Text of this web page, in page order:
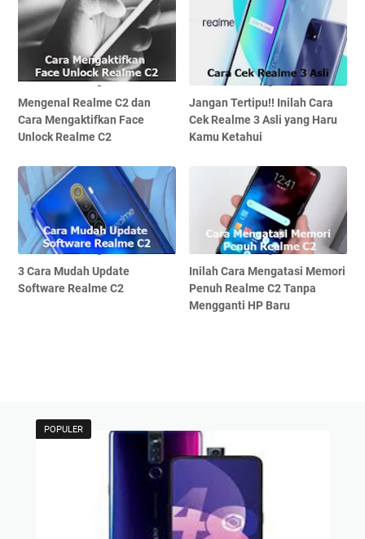
Mengenal Realme C2 dan
Cara Mengaktifkan Face
Unlock Realme C2
Jangan Tertipu!! Inilah Cara
Cek Realme 3 Asli yang Haru
Kamu Ketahui
3 Cara Mudah Update
Software Realme C2
Inilah Cara Mengatasi Memori
Penuh Realme C2 Tanpa
Mengganti HP Baru
POPULER